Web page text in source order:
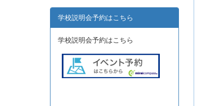
学校説明会予約はこちら
学校説明会予約はこちら